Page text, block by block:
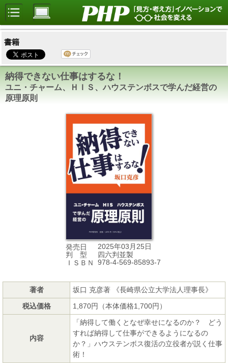
書籍
納得できない仕事はするな！
ユニ・チャーム、ＨＩＳ、ハウステンボスで学んだ経営の
原理原則
発売日
2025年03月25日
判 型
四六判並製
ＩＳＢＮ
978-4-569-85893-7
著者
坂口 克彦著 《長崎県公立大学法人理事長》
税込価格
1,870円（本体価格1,700円）
内容
「納得して働くとなぜ幸せになるのか？ どう
すれば納得して仕事ができるようになるの
か？」ハウステンボス復活の立役者が説く仕事
術！